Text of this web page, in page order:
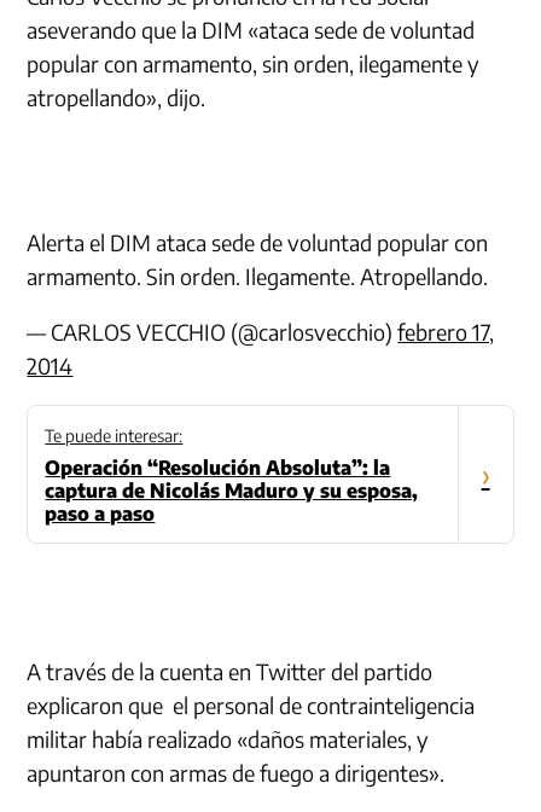
aseverando que la DIM «ataca sede de voluntad
popular con armamento, sin orden, ilegamente y
atropellando», dijo.
Alerta el DIM ataca sede de voluntad popular con
armamento. Sin orden. Ilegamente. Atropellando.
— CARLOS VECCHIO (@carlosvecchio)febrero 17,
2014
Te puede interesar:
Operación “Resolución Absoluta”: la
captura de Nicolás Maduro y su esposa,
paso a paso
›
A través de la cuenta en Twitter del partido
explicaron que el personal de contrainteligencia
militar había realizado «daños materiales, y
apuntaron con armas de fuego a dirigentes».